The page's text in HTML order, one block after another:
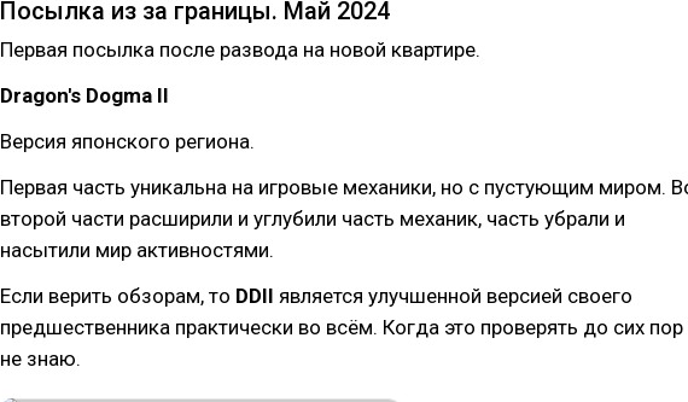
Посылка из за границы. Май 2024
Первая посылка после развода на новой квартире.
Dragon's Dogma II
Версия японского региона.
Первая часть уникальна на игровые механики, но с пустующим миром.
второй части расширили и углубили часть механик, часть убрали и
насытили мир активностями.
Если верить обзорам, то DDII является улучшенной версией своего
предшественника практически во всём. Когда это проверять до сих пор
не знаю.